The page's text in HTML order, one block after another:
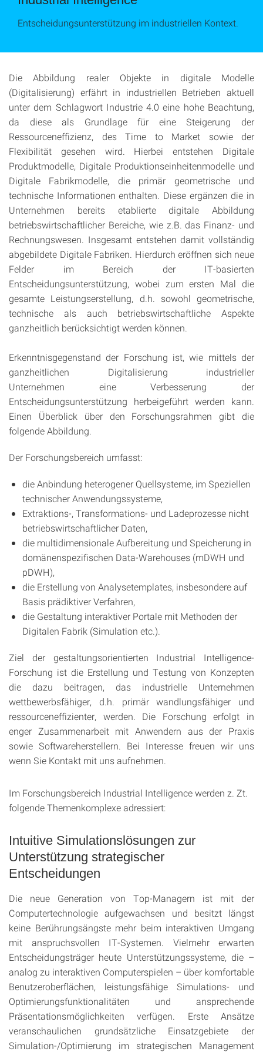
Entscheidungsunterstützung im industriellen Kontext.
Die Abbildung realer Objekte in digitale Modelle
(Digitalisierung) erfährt in industriellen Betrieben aktuell
unter dem Schlagwort Industrie 4.0 eine hohe Beachtung,
da diese als Grundlage für eine Steigerung der
Ressourceneffizienz, des Time to Market sowie der
Flexibilität gesehen wird. Hierbei entstehen Digitale
Produktmodelle, Digitale Produktionseinheitenmodelle und
Digitale Fabrikmodelle, die primär geometrische und
technische Informationen enthalten. Diese ergänzen die in
Unternehmen bereits etablierte digitale Abbildung
betriebswirtschaftlicher Bereiche, wie z.B. das Finanz- und
Rechnungswesen. Insgesamt entstehen damit vollständig
abgebildete Digitale Fabriken. Hierdurch eröffnen sich neue
Felder im Bereich der IT-basierten
Entscheidungsunterstützung, wobei zum ersten Mal die
gesamte Leistungserstellung, d.h. sowohl geometrische,
technische als auch betriebswirtschaftliche Aspekte
ganzheitlich berücksichtigt werden können.
Erkenntnisgegenstand der Forschung ist, wie mittels der
ganzheitlichen Digitalisierung industrieller
Unternehmen eine Verbesserung der
Entscheidungsunterstützung herbeigeführt werden kann.
Einen Überblick über den Forschungsrahmen gibt die
folgende Abbildung.
Der Forschungsbereich umfasst:
die Anbindung heterogener Quellsysteme, im Speziellen
technischer Anwendungssysteme,
Extraktions-, Transformations- und Ladeprozesse nicht
betriebswirtschaftlicher Daten,
die multidimensionale Aufbereitung und Speicherung in
domänenspezifischen Data-Warehouses (mDWH und
pDWH),
die Erstellung von Analysetemplates, insbesondere auf
Basis prädiktiver Verfahren,
die Gestaltung interaktiver Portale mit Methoden der
Digitalen Fabrik (Simulation etc.).
Ziel der gestaltungsorientierten Industrial Intelligence-
Forschung ist die Erstellung und Testung von Konzepten
die dazu beitragen, das industrielle Unternehmen
wettbewerbsfähiger, d.h. primär wandlungsfähiger und
ressourceneffizienter, werden. Die Forschung erfolgt in
enger Zusammenarbeit mit Anwendern aus der Praxis
sowie Softwareherstellern. Bei Interesse freuen wir uns
wenn Sie Kontakt mit uns aufnehmen.
Im Forschungsbereich Industrial Intelligence werden z. Zt.
folgende Themenkomplexe adressiert:
Intuitive Simulationslösungen zur
Unterstützung strategischer
Entscheidungen
Die neue Generation von Top-Managern ist mit der
Computertechnologie aufgewachsen und besitzt längst
keine Berührungsängste mehr beim interaktiven Umgang
mit anspruchsvollen IT-Systemen. Vielmehr erwarten
Entscheidungsträger heute Unterstützungssysteme, die –
analog zu interaktiven Computerspielen – über komfortable
Benutzeroberflächen, leistungsfähige Simulations- und
Optimierungsfunktionalitäten und ansprechende
Präsentationsmöglichkeiten verfügen. Erste Ansätze
veranschaulichen grundsätzliche Einsatzgebiete der
Simulation-/Optimierung im strategischen Management